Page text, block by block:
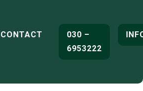
CONTACT
030 –
6953222